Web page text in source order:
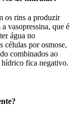
os rins a produzir
vasopressina, que é
água no
células por osmose,
combinados ao
hídrico fica negativo.